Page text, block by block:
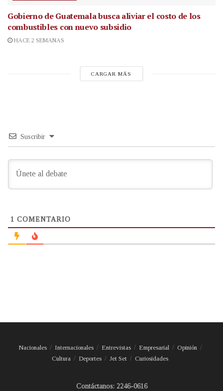
Gobierno de Guatemala busca aliviar el costo de los
combustibles con nuevo subsidio
HACE 2 SEMANAS
CARGAR MÁS
Suscribir
1 COMENTARIO
Nacionales Internacionales Entrevistas Empresarial
Opinión
Cultura
Deportes Jet Set Curiosidades
Contáctanos: 2246-0616